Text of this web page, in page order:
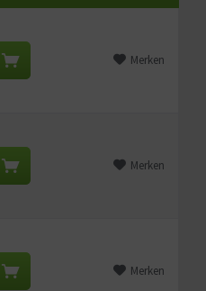
Merken
Merken
Merken